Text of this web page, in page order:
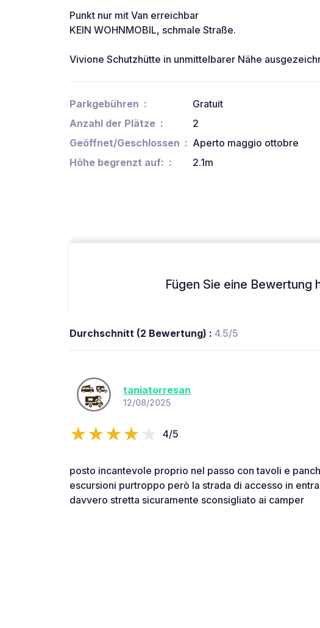
Punkt nur mit Van erreichbar
KEIN WOHNMOBIL, schmale Straße.
Vivione Schutzhütte in unmittelbarer Nähe
Parkgebühren
Gratuit
Anzahl der Plätze
2
Geöffnet/Geschlossen
Aperto maggio ottobre
Höhe begrenzt auf:
2.1m
Fügen Sie eine Bewertung
Durchschnitt (2 Bewertung) : 4.5/5
taniatorresan
12/08/2025
4/5
posto incantevole proprio nel passo con tavoli e
escursioni purtroppo però la strada di accesso in
davvero stretta sicuramente sconsigliato ai camper